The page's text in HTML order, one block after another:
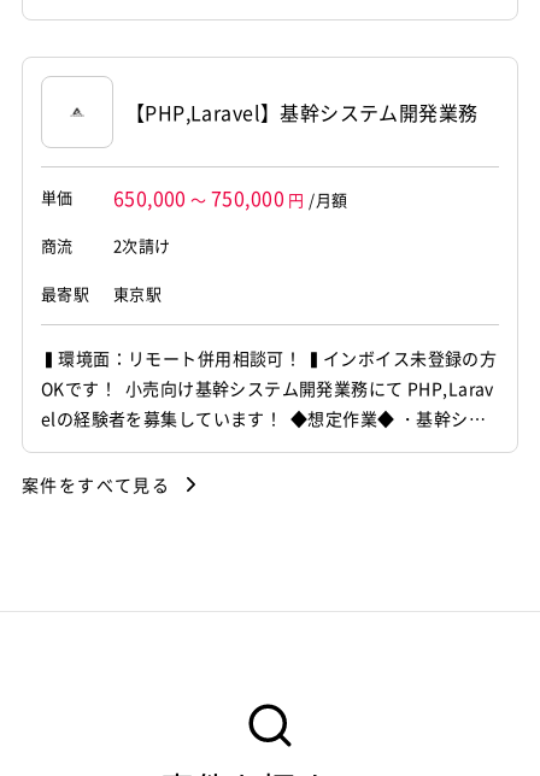
管理システム保守開発 ・基本設計・開発対応 ・Web画面
～～～～～～～～ 他お任せしたいPJは複数ありますの
で、 ご希...
【PHP,Laravel】基幹システム開発業務
単価 650,000 ～ 750,000 円 /月額
商流
2次請け
最寄駅 東京駅
▍環境面：リモート併用相談可！ ▍インボイス未登録の方
OKです！ 小売向け基幹システム開発業務にて PHP,Larav
elの経験者を募集しています！ ◆想定作業◆ ・基幹シス
テム機能追加対応 ・Webアプリ開発・改修 ・既存ソース
解析による仕様把握 ・システム保守運用対応 ～～～～～
案件をすべて見る